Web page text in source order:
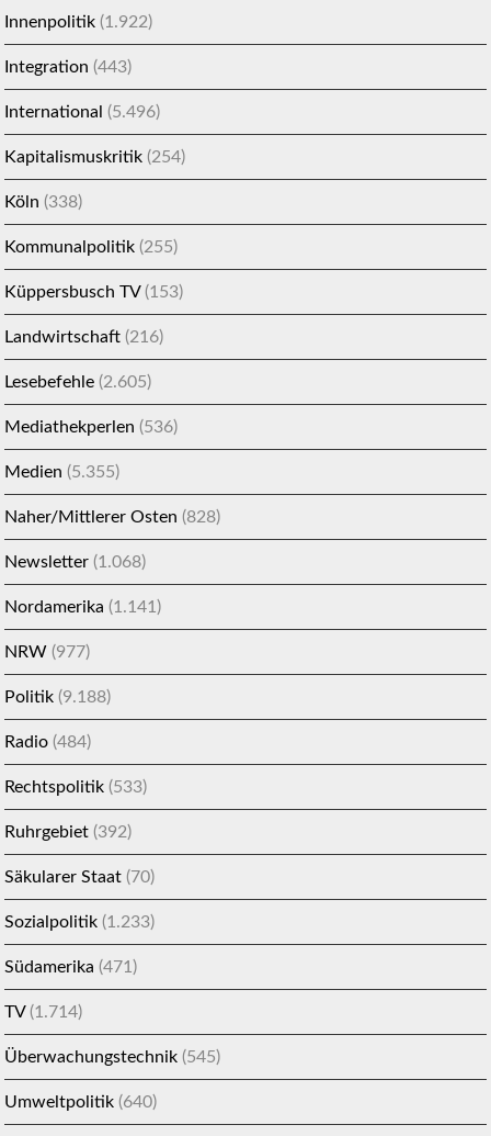
Innenpolitik (1.922)
Integration (443)
International (5.496)
Kapitalismuskritik (254)
Köln (338)
Kommunalpolitik (255)
Küppersbusch TV(153)
Landwirtschaft (216)
Lesebefehle (2.605)
Mediathekperlen (536)
Medien (5.355)
Naher/Mittlerer Osten (828)
Newsletter (1.068)
Nordamerika (1.141)
NRW (977)
Politik (9.188)
Radio (484)
Rechtspolitik (533)
Ruhrgebiet (392)
Säkularer Staat (70)
Sozialpolitik (1.233)
Südamerika (471)
TV(1.714)
Überwachungstechnik (545)
Umweltpolitik (640)